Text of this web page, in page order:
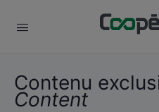
Contenu
Content